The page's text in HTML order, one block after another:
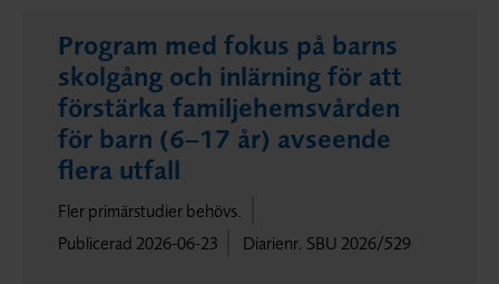
Program med fokus på barns
skolgång och inlärning för att
förstärka familjehemsvården
för barn (6–17 år) avseende
flera utfall
Fler primärstudier behövs.
Publicerad 2026-06-23
Diarienr. SBU 2026/529